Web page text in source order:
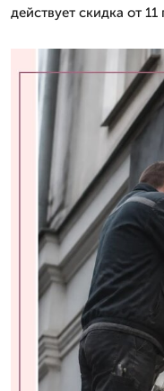
действует скидка от